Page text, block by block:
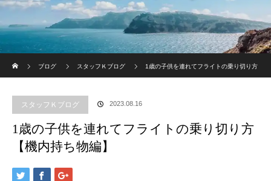
ブログ
スタッフＫブログ 1歳の子供を連れてフライトの乗り切り方
スタッフＫブログ 2023.08.16
1歳の子供を連れてフライトの乗り切り方
【機内持ち物編】